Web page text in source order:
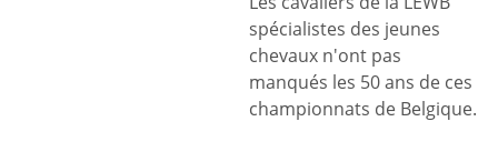
spécialistes des jeunes
chevaux n'ont pas
manqués les 50 ans de ces
championnats de Belgique.